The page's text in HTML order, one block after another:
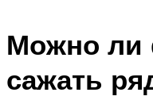
Можно ли
сажать